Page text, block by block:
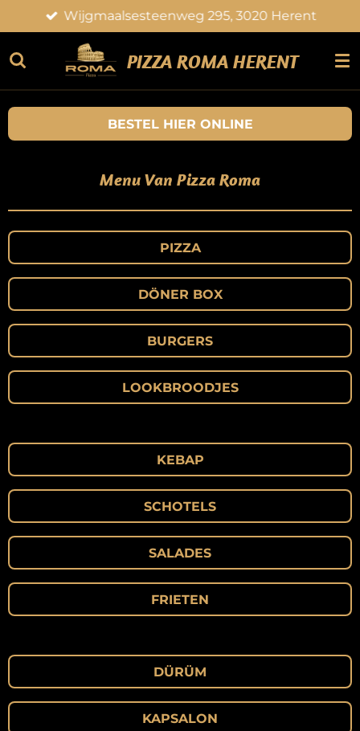
direct
naar
hoofdinhoud
PIZZA ROMA HERENT
Wijgmaalsesteenweg 295, 3020 Herent
BESTEL HIER ONLINE
Menu Van Pizza Roma
PIZZA
DÖNER BOX
BURGERS
LOOKBROODJES
KEBAP
SCHOTELS
SALADES
FRIETEN
DÜRÜM
KAPSALON